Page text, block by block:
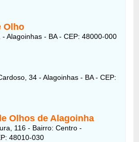
Olho
Alagoinhas - BA - CEP: 48000-000
34 - Alagoinhas - BA - CEP:
Olhos de Alagoinha
116 - Bairro: Centro -
48010-030